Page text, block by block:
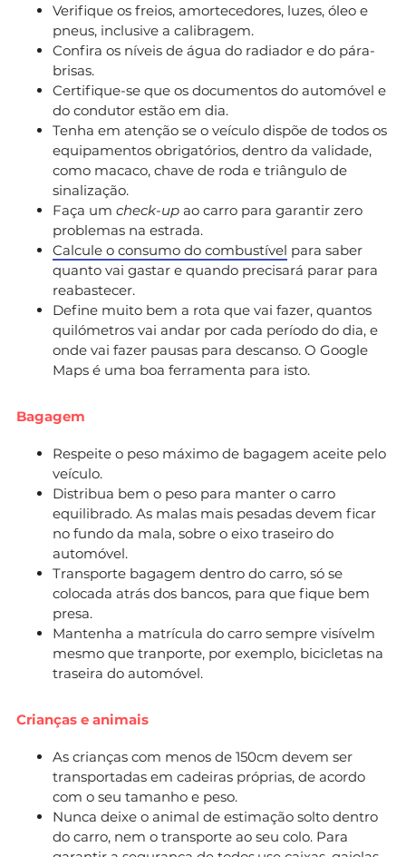
Verifique os freios, amortecedores, luzes, óleo e
pneus, inclusive a calibragem.
Confira os níveis de água do radiador e do pára-
brisas.
Certifique-se que os documentos do automóvel e
do condutor estão em dia.
Tenha em atenção se o veículo dispõe de todos os
equipamentos obrigatórios, dentro da validade,
como macaco, chave de roda e triângulo de
sinalização.
Faça um check-up ao carro para garantir zero
problemas na estrada.
Calcule o consumo do combustível para saber
quanto vai gastar e quando precisará parar para
reabastecer.
Define muito bem a rota que vai fazer, quantos
quilómetros vai andar por cada período do dia, e
onde vai fazer pausas para descanso. O Google
Maps é uma boa ferramenta para isto.
Bagagem
Respeite o peso máximo de bagagem aceite pelo
veículo.
Distribua bem o peso para manter o carro
equilibrado. As malas mais pesadas devem ficar
no fundo da mala, sobre o eixo traseiro do
automóvel.
Transporte bagagem dentro do carro, só se
colocada atrás dos bancos, para que fique bem
presa.
Mantenha a matrícula do carro sempre visívelm
mesmo que tranporte, por exemplo, bicicletas na
traseira do automóvel.
Crianças e animais
As crianças com menos de 150cm devem ser
transportadas em cadeiras próprias, de acordo
com o seu tamanho e peso.
Nunca deixe o animal de estimação solto dentro
do carro, nem o transporte ao seu colo. Para